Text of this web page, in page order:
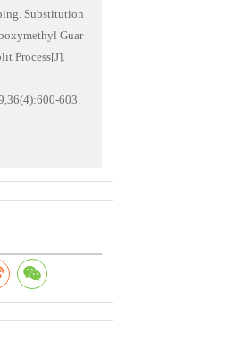
Substitution
Guar
Process[J].
603.